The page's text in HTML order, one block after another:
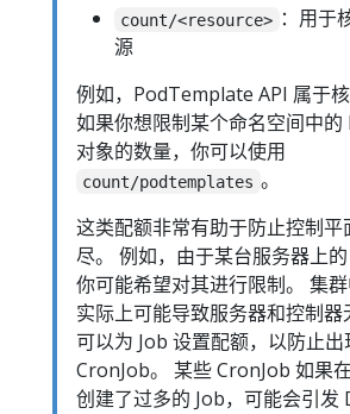
count/<resource> ：用于
源
例如，PodTemplate API 属于
如果你想限制某个命名空间中
对象的数量，你可以使用
count/podtemplates 。
这类配额非常有助于防止控制平
尽。 例如，由于某台服务器上的
你可能希望对其进行限制。 集
实际上可能导致服务器和控制
可以为 Job 设置配额，以防止
CronJob。 某些 CronJob 如果
创建了过多的 Job，可能会引发